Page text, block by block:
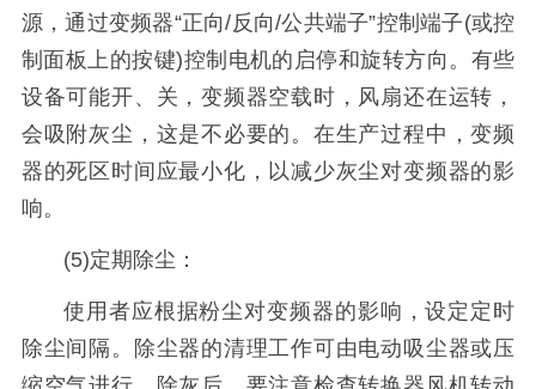
源，通过变频器“正向/反向/公共端子”控制端子(或控
制面板上的按键)控制电机的启停和旋转方向。有些
设备可能开、关，变频器空载时，风扇还在运转，
会吸附灰尘，这是不必要的。在生产过程中，变频
器的死区时间应最小化，以减少灰尘对变频器的影
响。
(5)定期除尘：
使用者应根据粉尘对变频器的影响，设定定时
除尘间隔。除尘器的清理工作可由电动吸尘器或压